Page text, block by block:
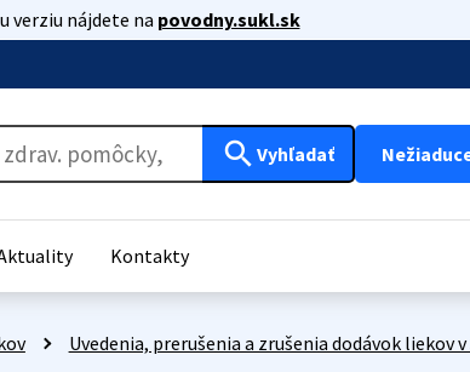
verziu nájdete na povodny.sukl.sk
search Vyhľadať
Kontakty
Uvedenia, prerušenia a zrušenia dodávok liekov v